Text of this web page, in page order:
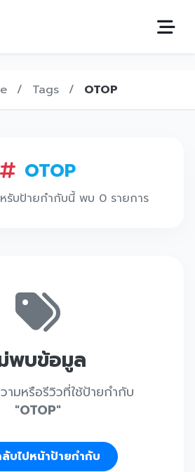
/ Tags / OTOP
OTOP
รับป้ายกำกับนี้ พบ 0 รายการ
พบข้อมูล
ามหรือรีวิวที่ใช้ป้ายกำกับ
"OTOP"
บไปหน้าป้ายกำกับ